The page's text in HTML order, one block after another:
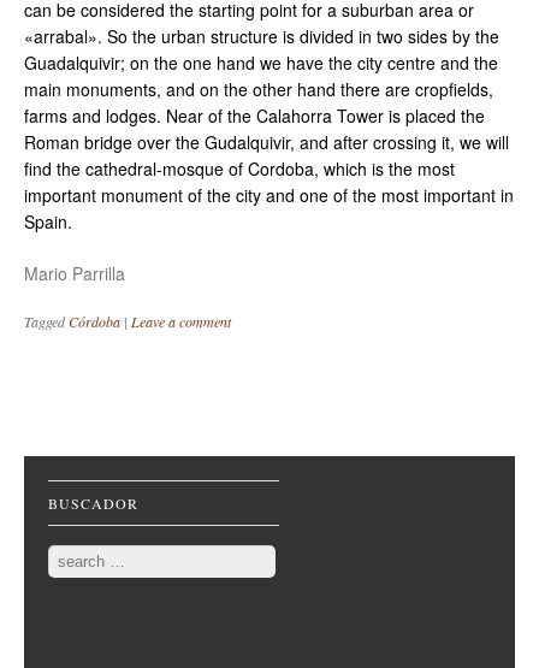
can be considered the starting point for a suburban area or
«arrabal». So the urban structure is divided in two sides by the
Guadalquivir; on the one hand we have the city centre and the
main monuments, and on the other hand there are cropfields,
farms and lodges. Near of the Calahorra Tower is placed the
Roman bridge over the Gudalquivir, and after crossing it, we will
find the cathedral-mosque of Cordoba, which is the most
important monument of the city and one of the most important in
Spain.
Mario Parrilla
TaggedCórdoba | Leave a comment
Post navigation
BUSCADOR
Search